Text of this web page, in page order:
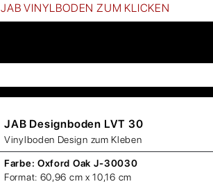
JAB VINYLBODEN ZUM KLICKEN
JAB Designboden LVT 30
Vinylboden Design zum Kleben
Farbe: Oxford Oak J-30030
Format: 60,96 cm x 10,16 cm